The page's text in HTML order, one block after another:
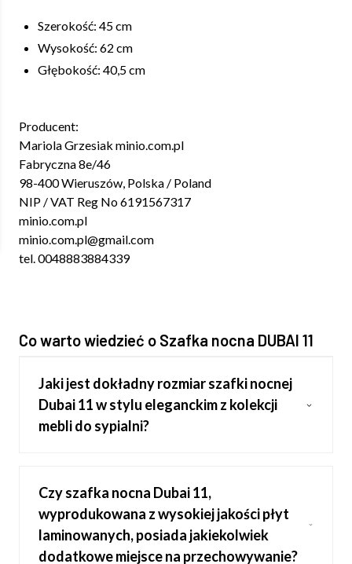
Szerokość: 45 cm
Wysokość: 62 cm
Głębokość: 40,5 cm
Producent:
Mariola Grzesiak minio.com.pl
Fabryczna 8e/46
98-400 Wieruszów, Polska / Poland
NIP / VAT Reg No 6191567317
minio.com.pl
minio.com.pl@gmail.com
tel. 0048883884339
Co warto wiedzieć o Szafka nocna DUBAI 11
Jaki jest dokładny rozmiar szafki nocnej
Dubai 11 w stylu eleganckim z kolekcji
mebli do sypialni?
Czy szafka nocna Dubai 11,
wyprodukowana z wysokiej jakości płyt
laminowanych, posiada jakiekolwiek
dodatkowe miejsce na przechowywanie?